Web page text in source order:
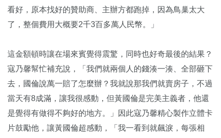
看好，原本找好的贊助商、主辦方都跑掉，因為鳥巢太大
了，整個費用大概要2千3百多萬人民幣。」
這金額頓時讓在場來賓覺得震驚，同時也好奇最後的結果？
寇乃馨幫忙補充說，「我們就兩個人的錢湊一湊、全部砸下
去，國倫說萬一賠了怎麼辦？我就說那我們就賣房子，不過
當天有8成滿，讓我很感動，但黃國倫是完美主義者，他還
是覺得有做得不夠好的地方。」因此寇乃馨精心製作立體卡
片鼓勵他，讓黃國倫超感動，「我一看到就飆淚，每張相